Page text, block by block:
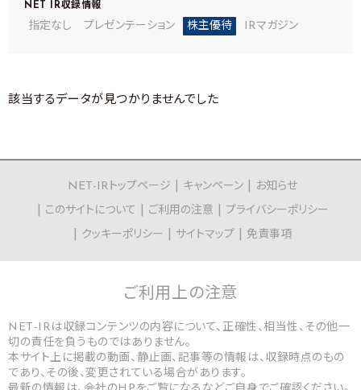
NET IR収録情報
指定なし プレゼンテーション 株主優待 IRマガジン
該当するデータが見つかりませんでした
NET-IRトップページ キャンペーン
お知らせ
このサイトについて
ご利用の注意
プライバシーポリシー
クッキーポリシー
サイトマップ 免責事項
ご利用上の注意
NET-IRは収録コンテンツの内容について、正確性、相当性、その他一
切の責任を負うものではありません。
本サイト上に掲載の動画、静止画、記事等の情報は、収録時点のもの
であり、その後、変更されている場合があります。